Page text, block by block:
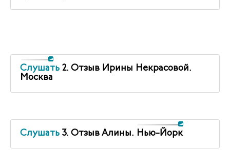
Слушать 2. Отзыв Ирины Некрасовой.
Москва
Слушать 3. Отзыв Алины. Нью-Йорк